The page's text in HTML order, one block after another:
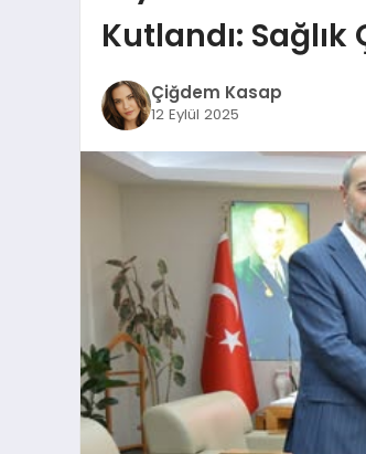
Kutlandı: Sağlık
Çiğdem Kasap
12 Eylül 2025